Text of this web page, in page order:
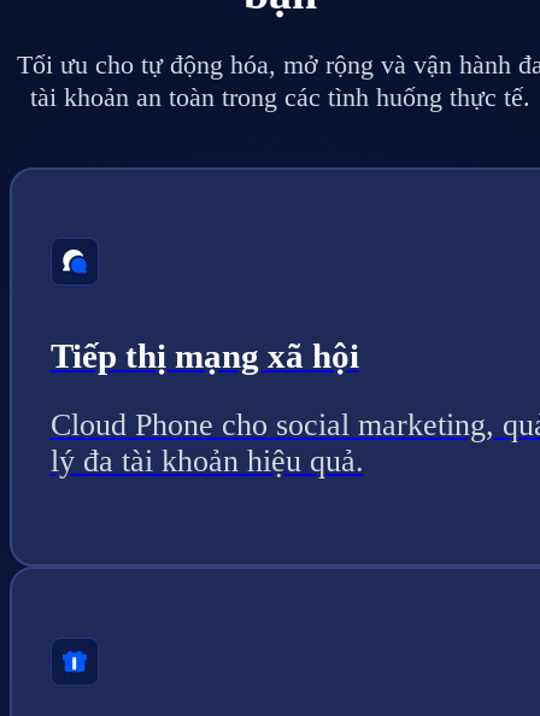
Tối ưu cho tự động hóa, mở rộng và vận hành
tài khoản an toàn trong các tình huống thực tế.
Tiếp thị mạng xã hội
Cloud Phone cho social marketing,
lý đa tài khoản hiệu quả.